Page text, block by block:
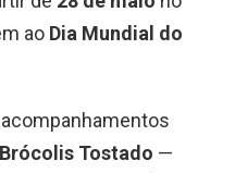
ao Dia Mundial do
Brócolis Tostado —